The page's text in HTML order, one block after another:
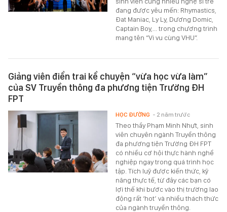
đang được yêu mến: Rhymastics,
Đat Maniac, Ly Ly, Dương Domic,
Captain Boy,... trong chương trình
mang tên “Vi vu cùng VHU”.
Giảng viên điển trai kể chuyện “vừa học vừa làm”
của SV Truyền thông đa phương tiện Trường ĐH
FPT
Theo thầy Phạm Minh Nhựt, sinh
viên chuyên ngành Truyền thông
đa phương tiện Trường ĐH FPT
có nhiều cơ hội thực hành nghề
nghiệp ngay trong quá trình học
tập. Tích luỹ được kiến thức, kỹ
năng thực tế, từ đây các bạn có
lợi thế khi bước vào thị trường lao
động rất ‘hot’ và nhiều thách thức
của ngành truyền thông.
HỌC ĐƯỜNG - 2 năm trước